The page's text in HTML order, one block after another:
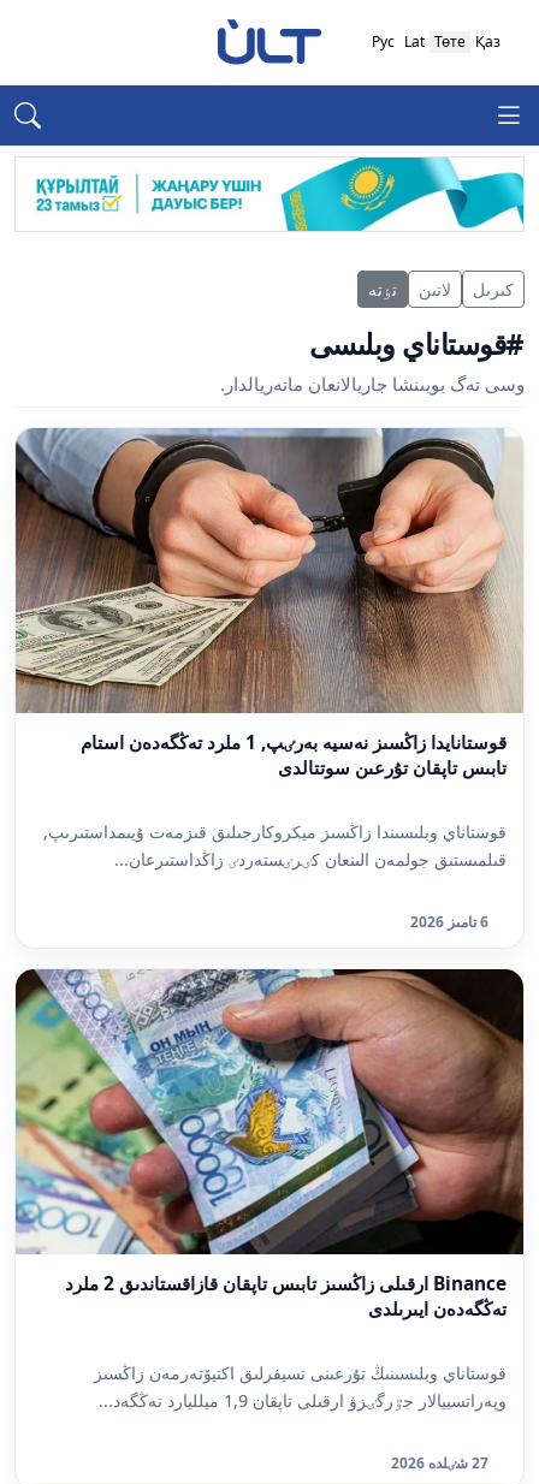
Қаз
Төте
Lat
Рус
كىرىل لاتىن تٶتە
#قوستاناي وبلىسى
وسى تەگ بويىنشا جاريالانعان ماتەريالدار.
قوستانايدا زاڭسىز نەسيە بەرٸپ, 1 ملرد تەڭگەدەن استام
تابىس تاپقان تۇرعىن سوتتالدى
قوستاناي وبلىسىندا زاڭسىز ميكروكارجىلىق قىزمەت ۇيىمداستىرىپ,
قىلمىستىق جولمەن الىنعان كٸرٸستەردٸ زاڭداستىرعان...
6 تامىز 2026
Binance ارقىلى زاڭسىز تابىس تاپقان قازاقستاندىق 2 ملرد
تەڭگەدەن ايىرىلدى
قوستاناي وبلىسىنىڭ تۇرعىنى تسيفرلىق اكتيۆتەرمەن زاڭسىز
وپەراتسييالار جٷرگٸزۋ ارقىلى تاپقان 1,9 ميلليارد تەڭگەد...
27 شٸلدە 2026